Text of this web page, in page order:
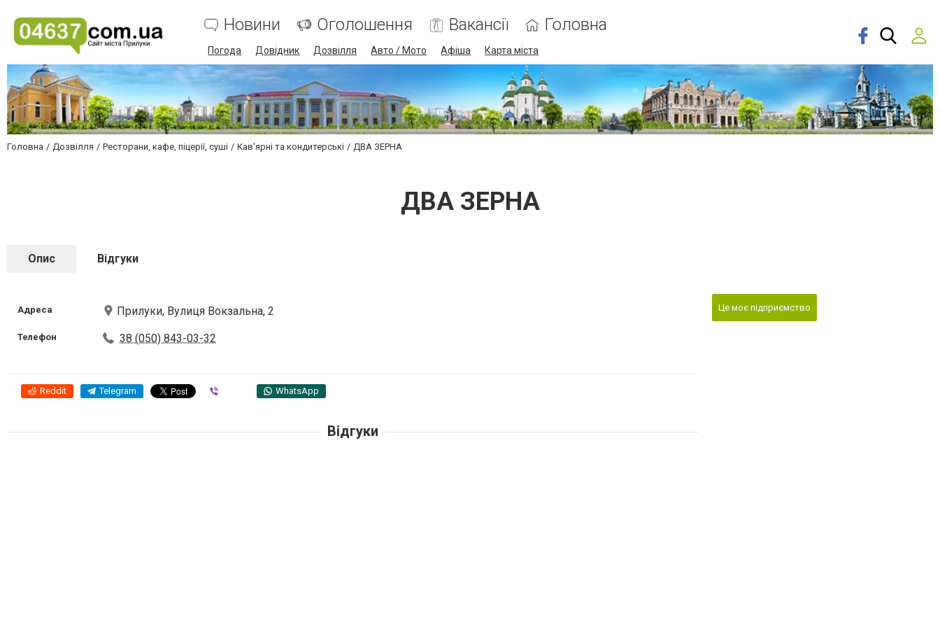
Новини Оголошення Вакансії Головна
Погода Довідник Дозвілля Авто / Мото Афіша Карта міста
Головна Дозвілля Ресторани, кафе, піцерії, суші Кав'ярні та кондитерські ДВА ЗЕРНА
ДВА ЗЕРНА
Опис Відгуки
Адреса Прилуки, Вулиця Вокзальна, 2
Телефон 38 (050) 843-03-32
Reddit Telegram WhatsApp
Це моє підприємство
Відгуки